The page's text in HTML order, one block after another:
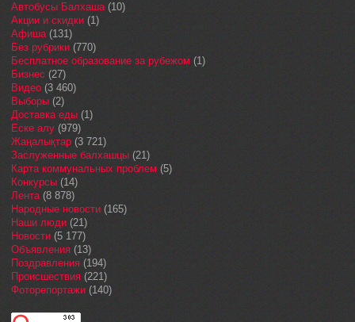
Автобусы Балхаша(10)
Акции и скидки (1)
Афиша(131)
Без рубрики (770)
Бесплатное образование за рубежом (1)
Бизнес (27)
Видео (3 460)
Выборы (2)
Доставка еды (1)
Еске алу (979)
Жаңалықтар (3 721)
Заслуженные балхашцы (21)
Карта коммунальных проблем (5)
Конкурсы (14)
Лента(8 878)
Народные новости (165)
Наши люди (21)
Новости (5 177)
Объявления (13)
Поздравления (194)
Происшествия (221)
Фоторепортажи (140)